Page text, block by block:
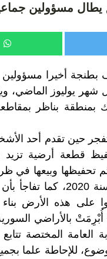
يطال مسؤولين
بطنجة أخيرا مسؤولين
يوليوز الماضي،
بناظر
حين تقدم أحد
قطعة أرضية تزيد
تم تحفيظها وبيعها
أنه الوريث الحقيقي عن سيدة توفيت
على هذه الأرض
سنة 2022، مما جعل النيابة العامة
للإحاطة علما